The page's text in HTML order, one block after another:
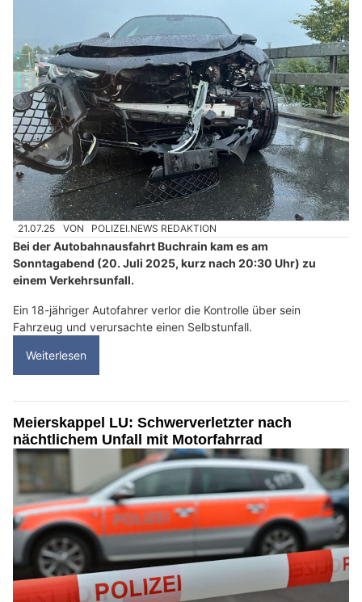
21.07.25 VON POLIZEI.NEWS REDAKTION
Bei der Autobahnausfahrt Buchrain kam es am
Sonntagabend (20. Juli 2025, kurz nach 20:30 Uhr) zu
einem Verkehrsunfall.
Ein 18-jähriger Autofahrer verlor die Kontrolle über sein
Fahrzeug und verursachte einen Selbstunfall.
Weiterlesen
Meierskappel LU: Schwerverletzter nach
nächtlichem Unfall mit Motorfahrrad